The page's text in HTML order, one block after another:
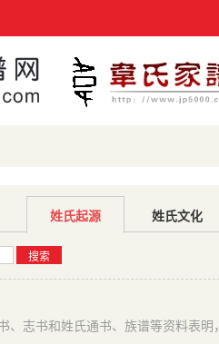
姓氏起源 姓氏文化
搜索